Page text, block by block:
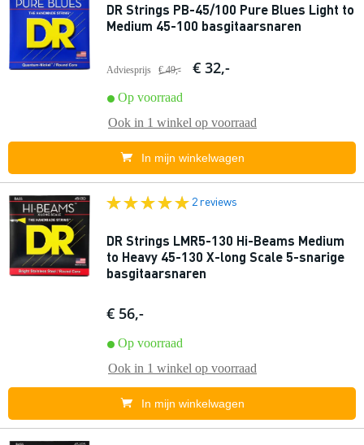
DR Strings PB-45/100 Pure Blues Light to
Medium 45-100 basgitaarsnaren
Adviesprijs € 49,- € 32,-
Op voorraad
Ook in 1 winkel op voorraad
In mijn winkelwagen
2 reviews
DR Strings LMR5-130 Hi-Beams Medium
to Heavy 45-130 X-long Scale 5-snarige
basgitaarsnaren
€ 56,-
Op voorraad
Ook in 1 winkel op voorraad
In mijn winkelwagen